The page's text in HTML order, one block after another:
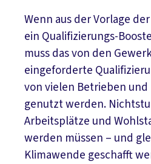
Wenn aus der Vorlage
ein Qualifizierungs-
muss das von den
eingeforderte
von vielen Betrieben
genutzt werden.
Arbeitsplätze und
werden müssen – und
Klimawende geschafft